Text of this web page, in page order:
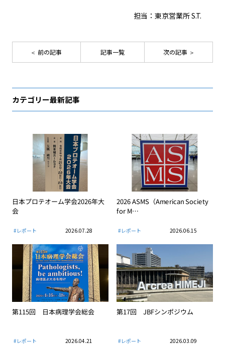
担当：東京営業所 S.T.
前の記事 次の記事
記事一覧
カテゴリー最新記事
日本プロテオーム学会2026年大
会
#レポート 2026.07.28
2026 ASMS（American Society
for M…
#レポート 2026.06.15
第115回 日本病理学会総会
#レポート 2026.04.21
第17回 JBFシンポジウム
#レポート 2026.03.09